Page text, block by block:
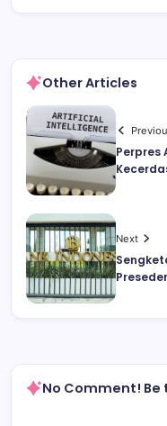
Other Articles
Perpres
Next
No Comment! Be